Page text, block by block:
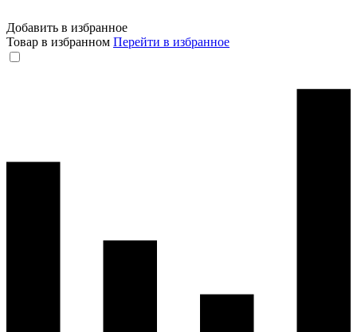
Добавить в избранное
Товар в избранном Перейти в избранное